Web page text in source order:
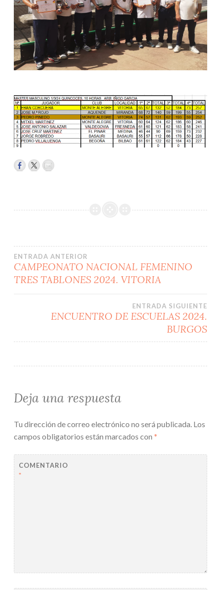
Navegación
de
entradas
ENTRADA ANTERIOR
CAMPEONATO NACIONAL FEMENINO
TRES TABLONES 2024. VITORIA
ENTRADA SIGUIENTE
ENCUENTRO DE ESCUELAS 2024.
BURGOS
Deja una respuesta
Tu dirección de correo electrónico no será publicada. Los
campos obligatorios están marcados con *
COMENTARIO
*